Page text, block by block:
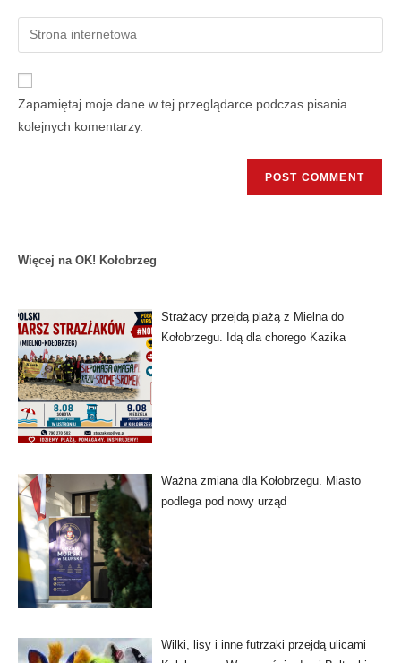
Zapamiętaj moje dane w tej przeglądarce podczas pisania
kolejnych komentarzy.
Więcej na OK! Kołobrzeg
Strażacy przejdą plażą z Mielna do
Kołobrzegu. Idą dla chorego Kazika
Ważna zmiana dla Kołobrzegu. Miasto
podlega pod nowy urząd
Wilki, lisy i inne futrzaki przejdą ulicami